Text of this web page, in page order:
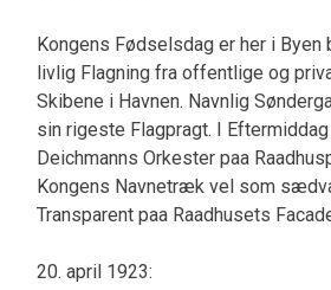
Kongens Fødselsdag er her i Byen
livlig Flagning fra offentlige og
Skibene i Havnen. Navnlig
sin rigeste Flagpragt. I
Deichmanns Orkester paa
Kongens Navnetræk vel som
Transparent paa Raadhusets
20. april 1923: